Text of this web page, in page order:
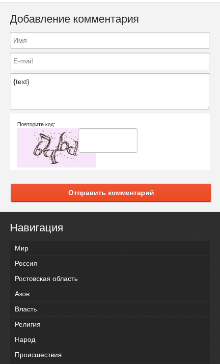
Добавление комментария
Повторите код:
Отправить комментарий
Навигация
Мир
Россия
Ростовская область
Азов
Власть
Религия
Народ
Происшествия